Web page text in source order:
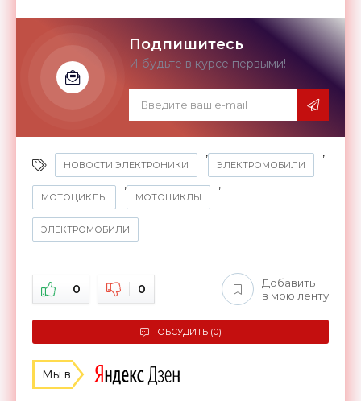
Подпишитесь
И будьте в курсе первыми!
НОВОСТИ ЭЛЕКТРОНИКИ
,
ЭЛЕКТРОМОБИЛИ
,
МОТОЦИКЛЫ
,
МОТОЦИКЛЫ
,
ЭЛЕКТРОМОБИЛИ
0 0
Добавить
в мою ленту
ОБСУДИТЬ (0)
Мы в